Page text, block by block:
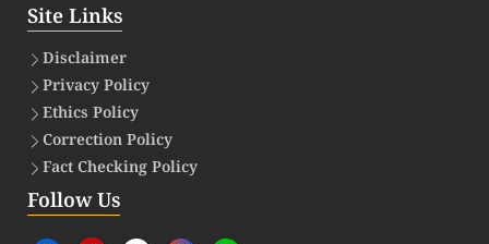
Site Links
Disclaimer
Privacy Policy
Ethics Policy
Correction Policy
Fact Checking Policy
Follow Us